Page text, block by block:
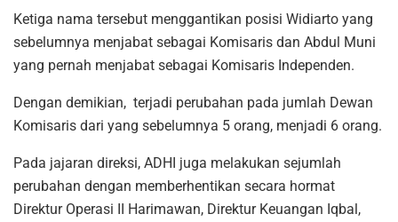
Ketiga nama tersebut menggantikan posisi Widiarto yang
sebelumnya menjabat sebagai Komisaris dan Abdul Muni
yang pernah menjabat sebagai Komisaris Independen.
Dengan demikian, terjadi perubahan pada jumlah Dewan
Komisaris dari yang sebelumnya 5 orang, menjadi 6 orang.
Pada jajaran direksi, ADHI juga melakukan sejumlah
perubahan dengan memberhentikan secara hormat
Direktur Operasi II Harimawan, Direktur Keuangan Iqbal,